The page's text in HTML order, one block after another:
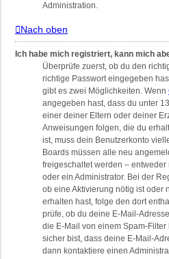
Administration.
Nach oben
Ich habe mich registriert, kann mich
Überprüfe zuerst, ob du den
richtige Passwort eingegeben
gibt es zwei Möglichkeiten. Wenn
angegeben hast, dass du unter
einer deiner Eltern oder deiner
Anweisungen folgen, die du
ist, muss dein Benutzerkonto
Boards müssen alle neu
freigeschaltet werden –
oder ein Administrator. Bei der
ob eine Aktivierung nötig ist oder
erhalten hast, folge den dort
prüfe, ob du deine E-Mail-
die E-Mail von einem Spam-
sicher bist, dass deine E-Mail-
dann kontaktiere einen